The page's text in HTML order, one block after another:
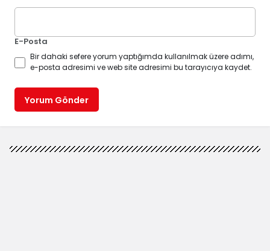
E-Posta
Bir dahaki sefere yorum yaptığımda kullanılmak üzere adımı,
e-posta adresimi ve web site adresimi bu tarayıcıya kaydet.
Yorum Gönder